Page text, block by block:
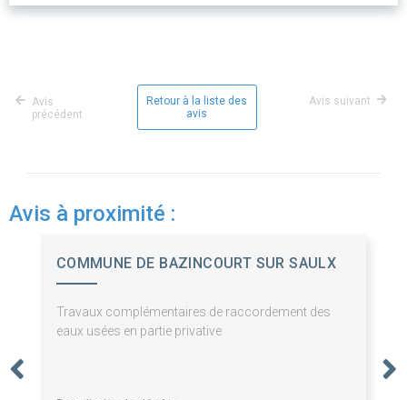
Avis
précédent
Retour à la liste des
avis
Avis suivant
Avis à proximité :
COMMUNE DE BAZINCOURT SUR SAULX
Travaux complémentaires de raccordement des
eaux usées en partie privative